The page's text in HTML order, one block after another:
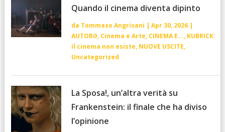
Quando il cinema diventa dipinto
da Tommaso Angrisani | Apr 30, 2026|
AUTORƏ, Cinema e Arte, CINEMA E..., KUBRICK:
il cinema non esiste, NUOVE USCITE,
Uncategorized
La Sposa!, un’altra verità su
Frankenstein: il finale che ha diviso
l’opinione